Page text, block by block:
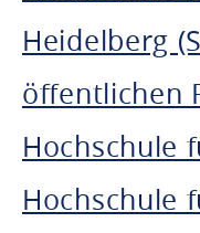
Heidelberg
öffentlichen
Hochschule
Hochschule